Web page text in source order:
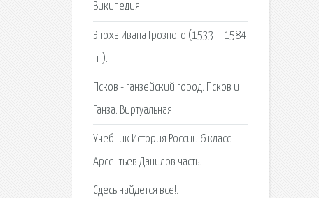
Википедия.
Эпоха Ивана Грозного (1533 – 1584
гг.).
Псков - ганзейский город. Псков и
Ганза. Виртуальная.
Учебник История России 6 класс
Арсентьев Данилов часть.
Сдесь найдется все!.